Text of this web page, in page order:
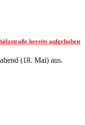
bereits aufgehoben
(18. Mai) aus.